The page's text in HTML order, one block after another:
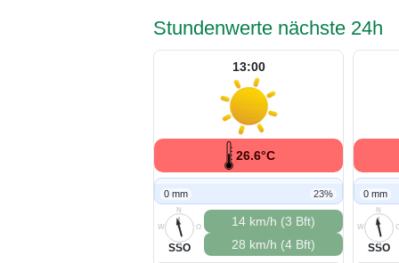
Stundenwerte nächste 24h
13:00
26.6°C
0 mm 23%
N
O
S
W
SSO
14 km/h (3 Bft)
28 km/h (4 Bft)
0 mm
N
S
W
SSO